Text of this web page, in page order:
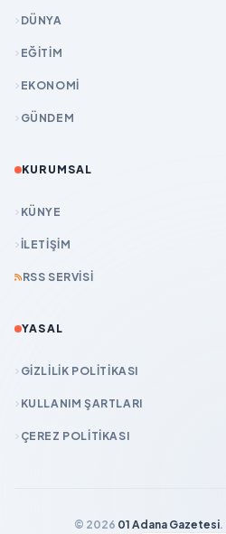
DÜNYA
EĞİTİM
EKONOMİ
GÜNDEM
KURUMSAL
KÜNYE
İLETIŞIM
RSS SERVISI
YASAL
GIZLILIK POLITIKASI
KULLANIM ŞARTLARI
ÇEREZ POLITIKASI
© 2026 01 Adana Gazetesi.